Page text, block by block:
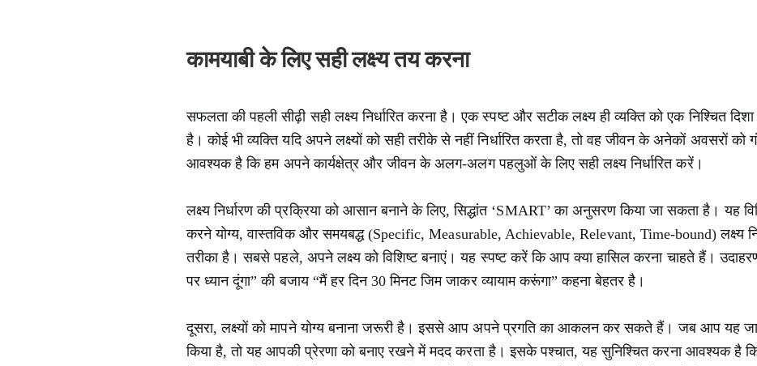
कामयाबी के लिए सही लक्ष्य तय करना
सफलता की पहली सीढ़ी सही लक्ष्य निर्धारित करना है। एक स्पष्ट और सटीक लक्ष्य ही व्यक्ति को एक निश्चित
है। कोई भी व्यक्ति यदि अपने लक्ष्यों को सही तरीके से नहीं निर्धारित करता है, तो वह जीवन के अनेकों अवसरों को
आवश्यक है कि हम अपने कार्यक्षेत्र और जीवन के अलग-अलग पहलुओं के लिए सही लक्ष्य निर्धारित करें।
लक्ष्य निर्धारण की प्रक्रिया को आसान बनाने के लिए, सिद्धांत ‘SMART’ का अनुसरण किया जा सकता है। यह
करने योग्य, वास्तविक और समयबद्ध (Specific, Measurable, Achievable, Relevant, Time-bound) लक्ष्य
तरीका है। सबसे पहले, अपने लक्ष्य को विशिष्ट बनाएं। यह स्पष्ट करें कि आप क्या हासिल करना चाहते हैं।
पर ध्यान दूंगा” की बजाय “मैं हर दिन 30 मिनट जिम जाकर व्यायाम करूंगा” कहना बेहतर है।
दूसरा, लक्ष्यों को मापने योग्य बनाना जरूरी है। इससे आप अपने प्रगति का आकलन कर सकते हैं। जब आप यह
किया है, तो यह आपकी प्रेरणा को बनाए रखने में मदद करता है। इसके पश्चात, यह सुनिश्चित करना आवश्यक है